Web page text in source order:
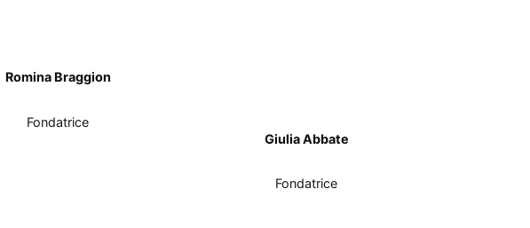
Romina Braggion
Fondatrice
Giulia Abbate
Fondatrice